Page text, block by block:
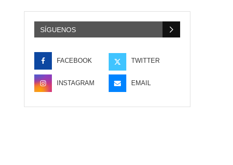
SÍGUENOS
FACEBOOK TWITTER
INSTAGRAM EMAIL